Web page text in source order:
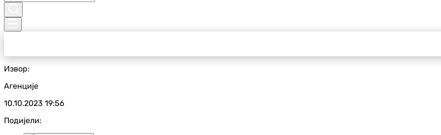
Извор:
Агенције
10.10.2023 19:56
Подијели: